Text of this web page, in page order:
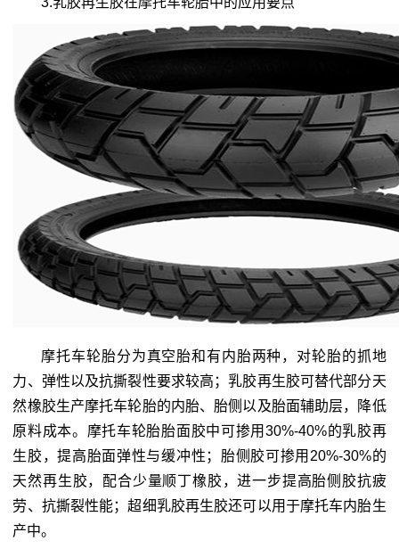
摩托车轮胎分为真空胎和有内胎两种，对轮胎的抓地
力、弹性以及抗撕裂性要求较高；乳胶再生胶可替代部分天
然橡胶生产摩托车轮胎的内胎、胎侧以及胎面辅助层，降低
原料成本。摩托车轮胎胎面胶中可掺用30%-40%的乳胶再
生胶，提高胎面弹性与缓冲性；胎侧胶可掺用20%-30%的
天然再生胶，配合少量顺丁橡胶，进一步提高胎侧胶抗疲
劳、抗撕裂性能；超细乳胶再生胶还可以用于摩托车内胎生
产中。